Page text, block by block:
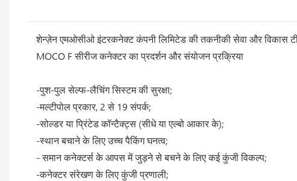
शेन्ज़ेन एमओसीओ इंटरकनेक्ट कंपनी लिमिटेड की तकनीकी सेवा और विकास
MOCO F सीरीज कनेक्टर का प्रदर्शन और संयोजन प्रक्रिया
-पुश-पुल सेल्फ-लैचिंग सिस्टम की सुरक्षा;
-मल्टीपोल प्रकार, 2 से 19 संपर्क;
-सोल्डर या प्रिंटेड कॉन्टैक्ट्स (सीधे या एल्बो आकार के);
-स्थान बचाने के लिए उच्च पैकिंग घनत्व;
- समान कनेक्टर्स के आपस में जुड़ने से बचने के लिए कई कुंजी विकल्प;
-कनेक्टर संरेखण के लिए कुंजी प्रणाली;